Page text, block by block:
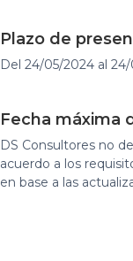
Plazo de
Del 24/05/2024 al
Fecha máxima
DS Consultores no
acuerdo a los
en base a las